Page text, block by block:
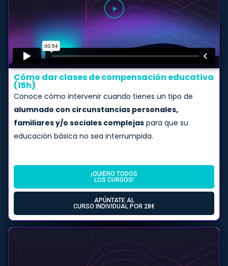
Cómo dar clases de compensación educativa
(15h)​
Conoce cómo intervenir cuando tienes un tipo de
alumnado con circunstancias personales,
familiares y/o sociales complejas para que su
educación básica no sea interrumpida.
¡QUIERO TODOS
LOS CURSOS!
APÚNTATE AL
CURSO INDIVIDUAL POR 28€